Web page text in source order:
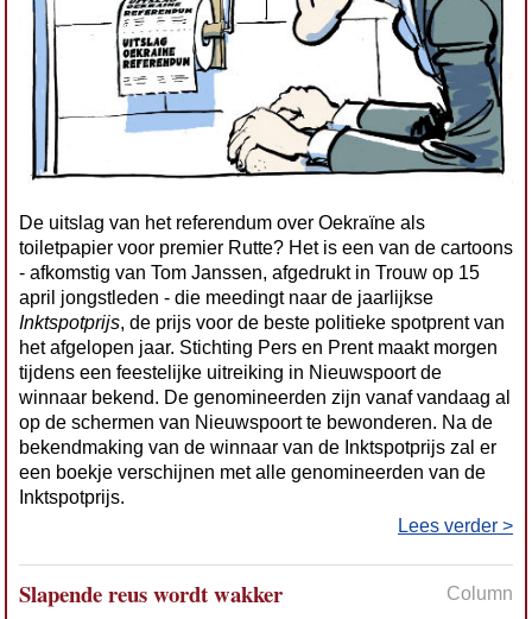
De uitslag van het referendum over Oekraïne als
toiletpapier voor premier Rutte? Het is een van de cartoons
- afkomstig van Tom Janssen, afgedrukt in Trouw op 15
april jongstleden - die meedingt naar de jaarlijkse
Inktspotprijs, de prijs voor de beste politieke spotprent van
het afgelopen jaar. Stichting Pers en Prent maakt morgen
tijdens een feestelijke uitreiking in Nieuwspoort de
winnaar bekend. De genomineerden zijn vanaf vandaag al
op de schermen van Nieuwspoort te bewonderen. Na de
bekendmaking van de winnaar van de Inktspotprijs zal er
een boekje verschijnen met alle genomineerden van de
Inktspotprijs.
Lees verder >
Slapende reus wordt wakker
Column